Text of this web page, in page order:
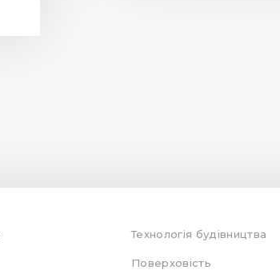
Технологія будівництва
Поверховість